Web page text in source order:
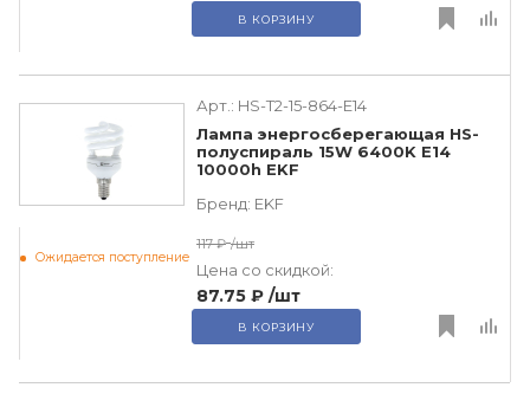
В КОРЗИНУ
Арт.: HS-T2-15-864-E14
Лампа энергосберегающая HS-
полуспираль 15W 6400K E14
10000h EKF
Бренд: EKF
Ожидается поступление
117 ₽ /шт
Цена со скидкой:
87.75 ₽ /шт
В КОРЗИНУ